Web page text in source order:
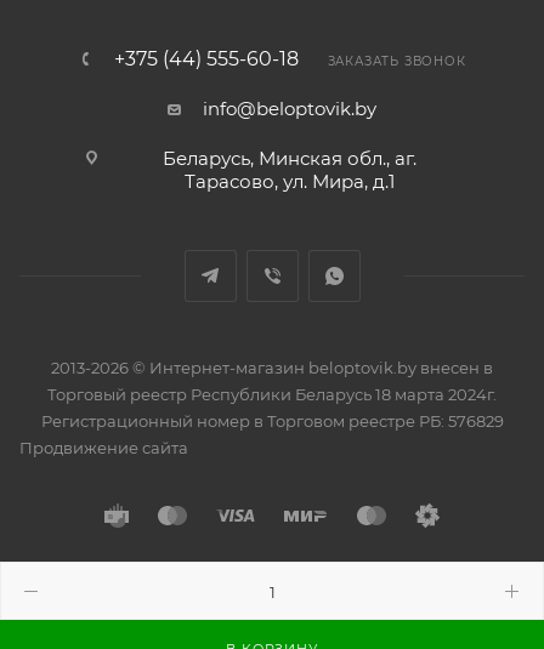
+375 (44) 555-60-18 ЗАКАЗАТЬ ЗВОНОК
info@beloptovik.by
Беларусь, Минская обл., аг.
Тарасово, ул. Мира, д.1
2013-2026 © Интернет-магазин beloptovik.by внесен в
Торговый реестр Республики Беларусь 18 марта 2024г.
Регистрационный номер в Торговом реестре РБ: 576829
Продвижение сайта
Разработано в